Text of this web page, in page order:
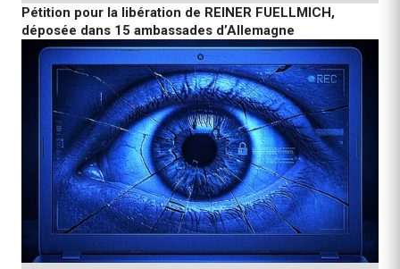
Pétition pour la libération de REINER FUELLMICH,
déposée dans 15 ambassades d’Allemagne